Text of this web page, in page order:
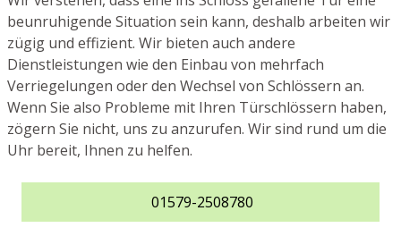
beunruhigende Situation sein kann, deshalb arbeiten wir
zügig und effizient. Wir bieten auch andere
Dienstleistungen wie den Einbau von mehrfach
Verriegelungen oder den Wechsel von Schlössern an.
Wenn Sie also Probleme mit Ihren Türschlössern haben,
zögern Sie nicht, uns zu anzurufen. Wir sind rund um die
Uhr bereit, Ihnen zu helfen.
01579-2508780